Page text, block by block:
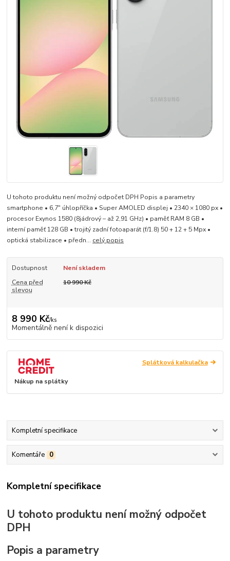
U tohoto produktu není možný odpočet DPH Popis a parametry
smartphone • 6,7" úhlopříčka • Super AMOLED displej • 2340 × 1080 px •
procesor Exynos 1580 (8jádrový – až 2,91 GHz) • paměť RAM 8 GB •
interní paměť 128 GB • trojitý zadní fotoaparát (f/1.8) 50 + 12 + 5 Mpx •
optická stabilizace • předn... celý popis
Dostupnost
Není skladem
Cena před
slevou
10 990 Kč
8 990 Kč/ks
Momentálně není k dispozici
Splátková kalkulačka
Nákup na splátky
Kompletní specifikace
Komentáře 0
Kompletní specifikace
U tohoto produktu není možný odpočet
DPH
Popis a parametry